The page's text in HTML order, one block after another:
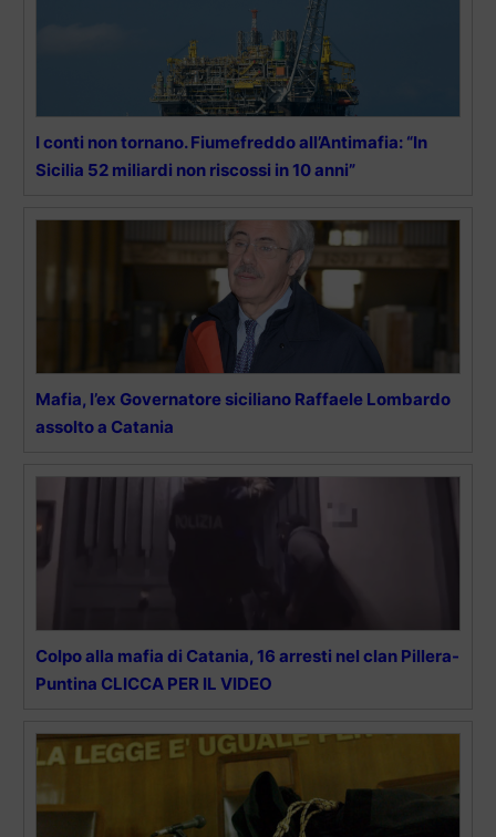
I conti non tornano. Fiumefreddo all’Antimafia: “In
Sicilia 52 miliardi non riscossi in 10 anni”
Mafia, l’ex Governatore siciliano Raffaele Lombardo
assolto a Catania
Colpo alla mafia di Catania, 16 arresti nel clan Pillera-
Puntina CLICCA PER IL VIDEO